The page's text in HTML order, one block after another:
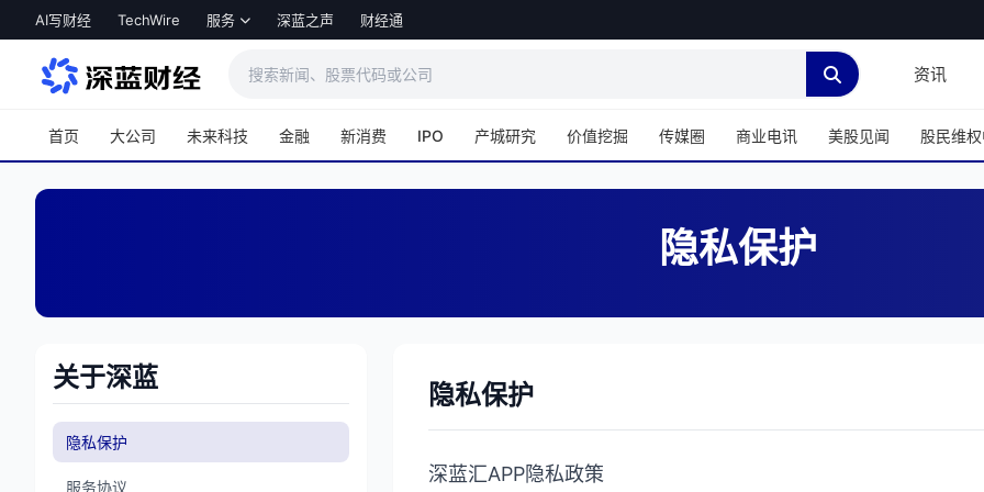
跳转到主内容
AI写财经 TechWire 服务 深蓝之声 财经通
资讯
首页 大公司 未来科技 金融 新消费 IPO 产城研究 价值挖掘 传媒圈 商业电讯 美股见闻 股民维
隐私保护
关于深蓝
隐私保护
服务协议
隐私保护
深蓝汇APP隐私政策